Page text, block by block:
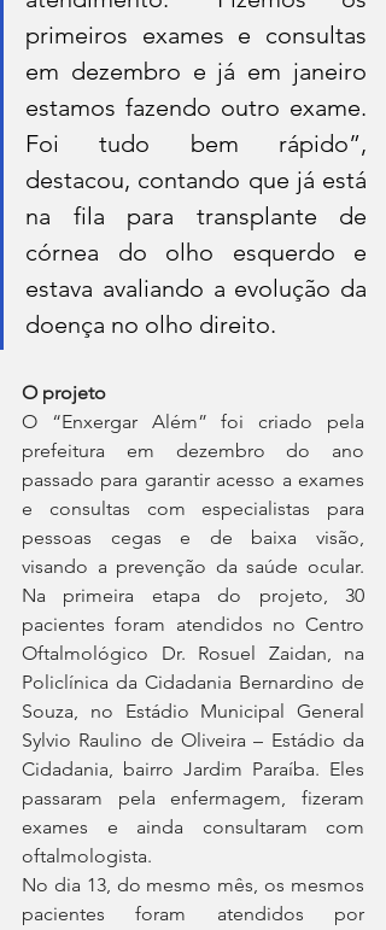
primeiros exames e consultas
em dezembro e já em janeiro
estamos fazendo outro exame.
Foi tudo bem rápido”,
destacou, contando que já está
na fila para transplante de
córnea do olho esquerdo e
estava avaliando a evolução da
doença no olho direito.
O projeto
O “Enxergar Além” foi criado pela
prefeitura em dezembro do ano
passado para garantir acesso a exames
e consultas com especialistas para
pessoas cegas e de baixa visão,
visando a prevenção da saúde ocular.
Na primeira etapa do projeto, 30
pacientes foram atendidos no Centro
Oftalmológico Dr. Rosuel Zaidan, na
Policlínica da Cidadania Bernardino de
Souza, no Estádio Municipal General
Sylvio Raulino de Oliveira – Estádio da
Cidadania, bairro Jardim Paraíba. Eles
passaram pela enfermagem, fizeram
exames e ainda consultaram com
oftalmologista.
No dia 13, do mesmo mês, os mesmos
pacientes foram atendidos por